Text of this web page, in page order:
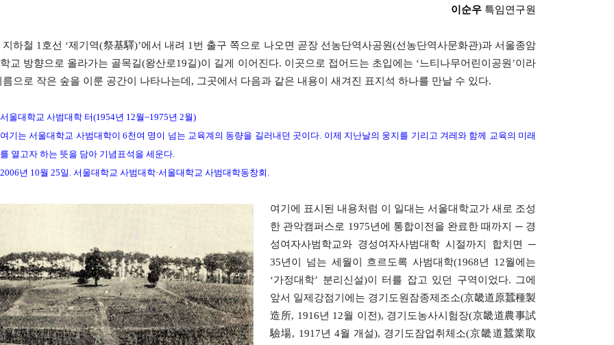
이순우 특임연구원
지하철 1호선 ‘제기역(祭基驛)’에서 내려 1번 출구 쪽으로 나오면 곧장 선농단역사공원(선농단역사문화관)과 서울종암
교 방향으로 올라가는 골목길(왕산로19길)이 길게 이어진다. 이곳으로 접어드는 초입에는 ‘느티나무어린이공원’이라
름으로 작은 숲을 이룬 공간이 나타나는데, 그곳에서 다음과 같은 내용이 새겨진 표지석 하나를 만날 수 있다.
서울대학교 사범대학 터(1954년 12월~1975년 2월)
여기는 서울대학교 사범대학이 6천여 명이 넘는 교육계의 동량을 길러내던 곳이다. 이제 지난날의 웅지를 기리고 겨레와 함께 교육의 미래
를 열고자 하는 뜻을 담아 기념표석을 세운다.
2006년 10월 25일. 서울대학교 사범대학·서울대학교 사범대학동창회.
여기에 표시된 내용처럼 이 일대는 서울대학교가 새로 조성
한 관악캠퍼스로 1975년에 통합이전을 완료한 때까지 ─ 경
성여자사범학교와 경성여자사범대학 시절까지 합치면 ─
35년이 넘는 세월이 흐르도록 사범대학(1968년 12월에는
‘가정대학’ 분리신설)이 터를 잡고 있던 구역이었다. 그에
앞서 일제강점기에는 경기도원잠종제조소(京畿道原蠶種製
造所, 1916년 12월 이전), 경기도농사시험장(京畿道農事試
驗場, 1917년 4월 개설), 경기도잠업취체소(京畿道蠶業取